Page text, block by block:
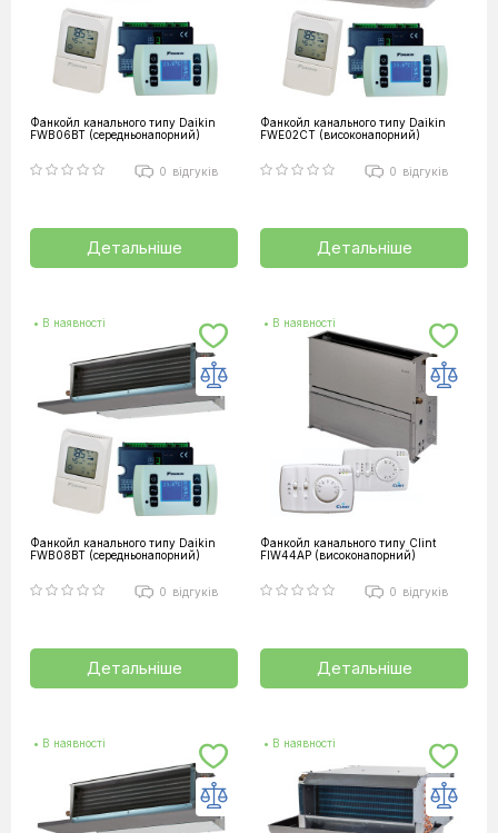
Фанкойл канального типу Daikin
FWB06BT (середньонапорний)
0 відгуків
Детальніше
Фанкойл канального типу Daikin
FWE02CT (високонапорний)
0 відгуків
Детальніше
• В наявності
Фанкойл канального типу Daikin
FWB08BT (середньонапорний)
0 відгуків
Детальніше
• В наявності
Фанкойл канального типу Clint
FIW44AP (високонапорний)
0 відгуків
Детальніше
• В наявності • В наявності